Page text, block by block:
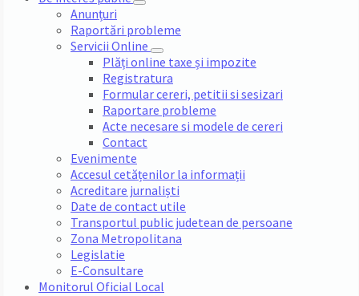
Anunțuri
Raportări probleme
Servicii Online
Plăți online taxe și impozite
Registratura
Formular cereri, petitii si sesizari
Raportare probleme
Acte necesare si modele de cereri
Contact
Evenimente
Accesul cetățenilor la informații
Acreditare jurnaliști
Date de contact utile
Transportul public judetean de persoane
Zona Metropolitana
Legislatie
E-Consultare
Monitorul Oficial Local